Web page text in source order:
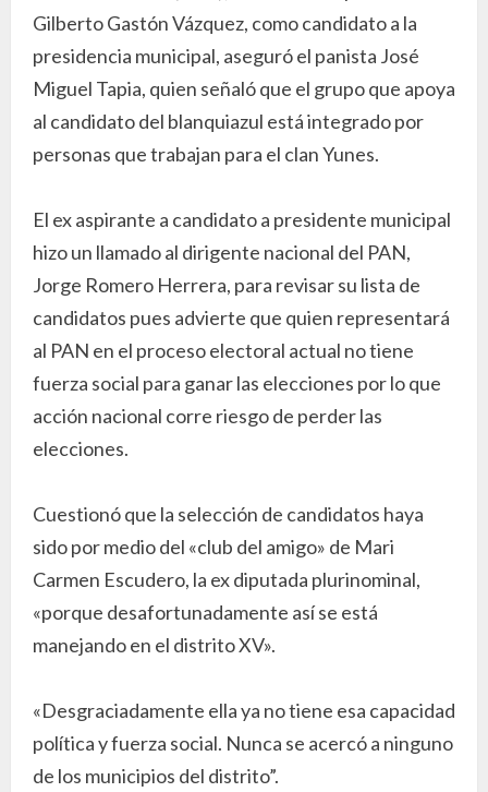
Gilberto Gastón Vázquez, como candidato a la
presidencia municipal, aseguró el panista José
Miguel Tapia, quien señaló que el grupo que apoya
al candidato del blanquiazul está integrado por
personas que trabajan para el clan Yunes.
El ex aspirante a candidato a presidente municipal
hizo un llamado al dirigente nacional del PAN,
Jorge Romero Herrera, para revisar su lista de
candidatos pues advierte que quien representará
al PAN en el proceso electoral actual no tiene
fuerza social para ganar las elecciones por lo que
acción nacional corre riesgo de perder las
elecciones.
Cuestionó que la selección de candidatos haya
sido por medio del «club del amigo» de Mari
Carmen Escudero, la ex diputada plurinominal,
«porque desafortunadamente así se está
manejando en el distrito XV».
«Desgraciadamente ella ya no tiene esa capacidad
política y fuerza social. Nunca se acercó a ninguno
de los municipios del distrito”.